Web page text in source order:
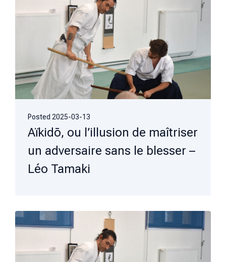
Posted 2025-03-13
Aïkidō, ou l’illusion de maîtriser
un adversaire sans le blesser –
Léo Tamaki